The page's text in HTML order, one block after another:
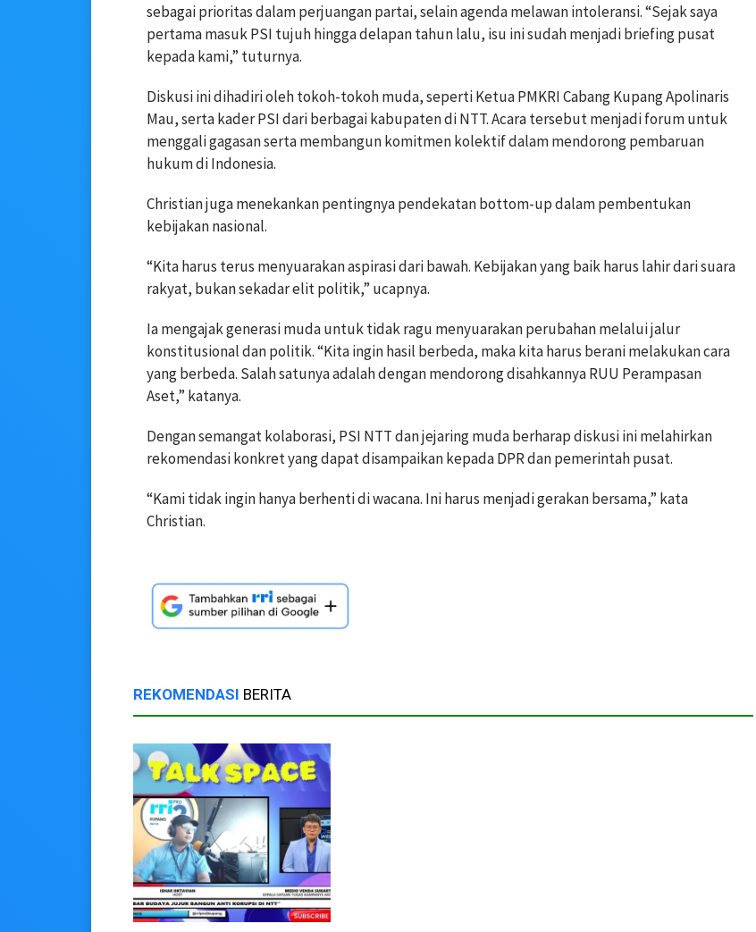
sebagai prioritas dalam perjuangan partai, selain agenda melawan intoleransi. “Sejak saya
pertama masuk PSI tujuh hingga delapan tahun lalu, isu ini sudah menjadi briefing pusat
kepada kami,” tuturnya.
Diskusi ini dihadiri oleh tokoh-tokoh muda, seperti Ketua PMKRI Cabang Kupang Apolinaris
Mau, serta kader PSI dari berbagai kabupaten di NTT. Acara tersebut menjadi forum untuk
menggali gagasan serta membangun komitmen kolektif dalam mendorong pembaruan
hukum di Indonesia.
Christian juga menekankan pentingnya pendekatan bottom-up dalam pembentukan
kebijakan nasional.
“Kita harus terus menyuarakan aspirasi dari bawah. Kebijakan yang baik harus lahir dari suara
rakyat, bukan sekadar elit politik,” ucapnya.
Ia mengajak generasi muda untuk tidak ragu menyuarakan perubahan melalui jalur
konstitusional dan politik. “Kita ingin hasil berbeda, maka kita harus berani melakukan cara
yang berbeda. Salah satunya adalah dengan mendorong disahkannya RUU Perampasan
Aset,” katanya.
Dengan semangat kolaborasi, PSI NTT dan jejaring muda berharap diskusi ini melahirkan
rekomendasi konkret yang dapat disampaikan kepada DPR dan pemerintah pusat.
“Kami tidak ingin hanya berhenti di wacana. Ini harus menjadi gerakan bersama,” kata
Christian.
REKOMENDASI BERITA